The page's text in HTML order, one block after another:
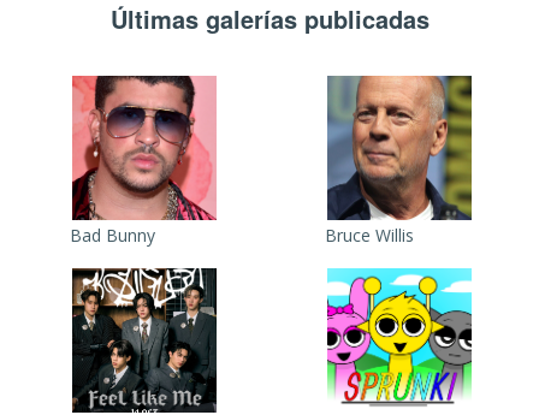
Últimas galerías publicadas
Bad Bunny Bruce Willis